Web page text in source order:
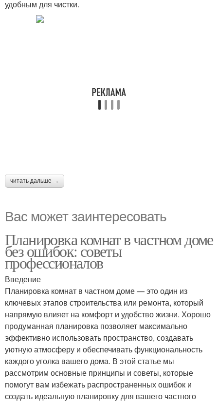
удобным для чистки.
читать дальше →
Вас может заинтересовать
Планировка комнат в частном доме
без ошибок: советы
профессионалов
Введение
Планировка комнат в частном доме — это один из
ключевых этапов строительства или ремонта, который
напрямую влияет на комфорт и удобство жизни. Хорошо
продуманная планировка позволяет максимально
эффективно использовать пространство, создавать
уютную атмосферу и обеспечивать функциональность
каждого уголка вашего дома. В этой статье мы
рассмотрим основные принципы и советы, которые
помогут вам избежать распространенных ошибок и
создать идеальную планировку для вашего частного